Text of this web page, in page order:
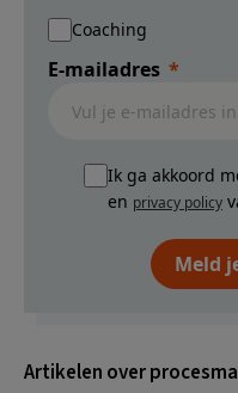
Coaching
E-mailadres
Ik ga akkoord
en privacy policy
Meld
Artikelen over